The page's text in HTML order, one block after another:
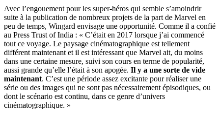
Avec l’engouement pour les super-héros qui semble s’amoindrir
suite à la publication de nombreux projets de la part de Marvel en
peu de temps, Wingard envisage une opportunité. Comme il a confié
au Press Trust of India : « C’était en 2017 lorsque j’ai commencé
tout ce voyage. Le paysage cinématographique est tellement
différent maintenant et il est intéressant que Marvel ait, du moins
dans une certaine mesure, suivi son cours en terme de popularité,
aussi grande qu’elle l’était à son apogée. Il y a une sorte de vide
maintenant. C’est une période assez excitante pour réaliser une
série ou des images qui ne sont pas nécessairement épisodiques, ou
dont le scénario est continu, dans ce genre d’univers
cinématographique. »